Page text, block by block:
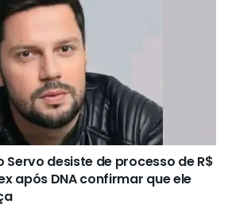
desiste de processo de R$
após DNA confirmar que ele